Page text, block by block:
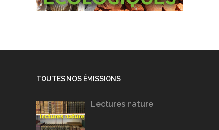
TOUTES NOS ÉMISSIONS
Lectures nature